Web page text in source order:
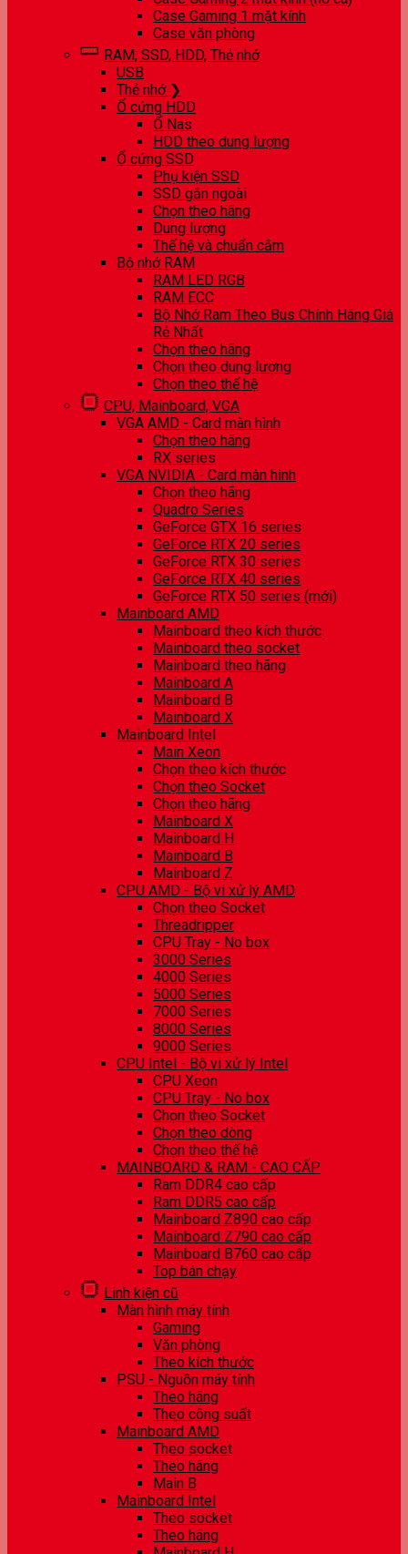
Case Gaming 1 mặt kính
Case văn phòng
RAM, SSD, HDD, Thẻ nhớ
USB
Thẻ nhớ ❯
Ổ cứng HDD
Ổ Nas
HDD theo dung lượng
Ổ cứng SSD
Phụ kiện SSD
SSD gắn ngoài
Chọn theo hãng
Dung lượng
Thế hệ và chuẩn cắm
Bộ nhớ RAM
RAM LED RGB
RAM ECC
Bộ Nhớ Ram Theo Bus Chính Hãng Giá
Rẻ Nhất
Chọn theo hãng
Chọn theo dung lượng
Chọn theo thế hệ
CPU, Mainboard, VGA
VGA AMD - Card màn hình
Chọn theo hãng
RX series
VGA NVIDIA - Card màn hình
Chọn theo hãng
Quadro Series
GeForce GTX 16 series
GeForce RTX 20 series
GeForce RTX 30 series
GeForce RTX 40 series
GeForce RTX 50 series (mới)
Mainboard AMD
Mainboard theo kích thước
Mainboard theo socket
Mainboard theo hãng
Mainboard A
Mainboard B
Mainboard X
Mainboard Intel
Main Xeon
Chọn theo kích thước
Chọn theo Socket
Chọn theo hãng
Mainboard X
Mainboard H
Mainboard B
Mainboard Z
CPU AMD - Bộ vi xử lý AMD
Chọn theo Socket
Threadripper
CPU Tray - No box
3000 Series
4000 Series
5000 Series
7000 Series
8000 Series
9000 Series
CPU Intel - Bộ vi xử lý Intel
CPU Xeon
CPU Tray - No box
Chọn theo Socket
Chọn theo dòng
Chọn theo thế hệ
MAINBOARD & RAM - CAO CẤP
Ram DDR4 cao cấp
Ram DDR5 cao cấp
Mainboard Z890 cao cấp
Mainboard Z790 cao cấp
Mainboard B760 cao cấp
Top bán chạy
Linh kiện cũ
Màn hình máy tính
Gaming
Văn phòng
Theo kích thước
PSU - Nguồn máy tính
Theo hãng
Theo công suất
Mainboard AMD
Theo socket
Theo hãng
Main B
Mainboard Intel
Theo socket
Theo hãng